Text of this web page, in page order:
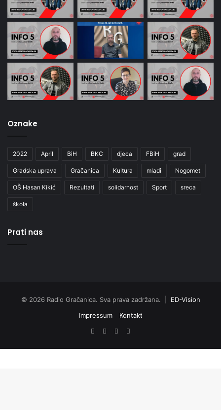
Oznake
2022 April BiH BKC djeca FBiH grad
Gradska uprava Gračanica Kultura mladi Nogomet
OŠ Hasan Kikić Rezultati solidarnost Sport sreca
škola
Prati nas
© 2026 Radio Gračanica. Sva prava zadržana. | ED-Vision
Impressum
Kontakt